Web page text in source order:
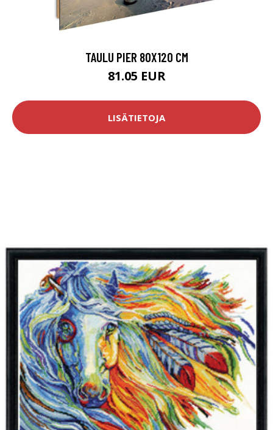
TAULU PIER 80X120 CM
81.05 EUR
LISÄTIETOJA